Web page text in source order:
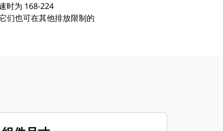
时为 168-224
们也可在其他排放限制的